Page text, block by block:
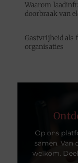
Waarom
doorbraak van
Gastvrijheid als
organisaties
Op ons
samen. Van
welkom.